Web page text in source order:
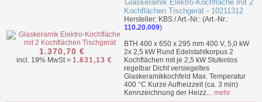
1.370,70 €
incl. 19% MwSt = 1.631,13 €
Glaskeramik Elektro-Kochfläche mit 2
Kochflächen Tischgerät - 10211312
Hersteller: KBS / Art.-Nr.: (Art.-Nr.:
110.20.009)
BTH 400 x 650 x 295 mm 400 V, 5,0 kW
2x 2,5 kW Rund Edelstahlkorpus 2
Kochflächen mit je 2,5 kW Stufenlos
regelbar Dicht versiegeltes
Glaskeramikkochfeld Max. Temperatur
400 °C Kurze Aufheizzeit (ca. 3 min)
Kennzeichnung der Heizz... mehr